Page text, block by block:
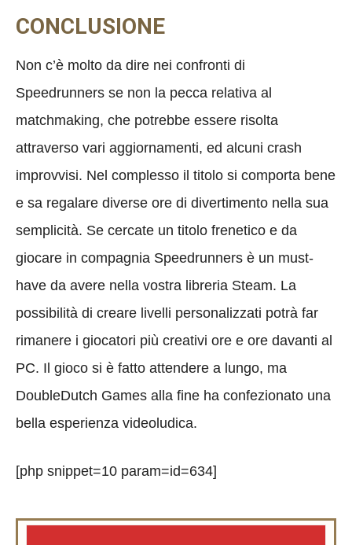
CONCLUSIONE
Non c’è molto da dire nei confronti di
Speedrunners se non la pecca relativa al
matchmaking, che potrebbe essere risolta
attraverso vari aggiornamenti, ed alcuni crash
improvvisi. Nel complesso il titolo si comporta bene
e sa regalare diverse ore di divertimento nella sua
semplicità. Se cercate un titolo frenetico e da
giocare in compagnia Speedrunners è un must-
have da avere nella vostra libreria Steam. La
possibilità di creare livelli personalizzati potrà far
rimanere i giocatori più creativi ore e ore davanti al
PC. Il gioco si è fatto attendere a lungo, ma
DoubleDutch Games alla fine ha confezionato una
bella esperienza videoludica.
[php snippet=10 param=id=634]